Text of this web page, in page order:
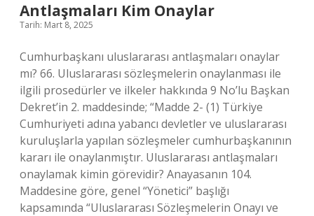
Antlaşmaları Kim Onaylar
Tarih: Mart 8, 2025
Cumhurbaşkanı uluslararası antlaşmaları onaylar
mı? 66. Uluslararası sözleşmelerin onaylanması ile
ilgili prosedürler ve ilkeler hakkında 9 No’lu Başkan
Dekret’in 2. maddesinde; “Madde 2- (1) Türkiye
Cumhuriyeti adına yabancı devletler ve uluslararası
kuruluşlarla yapılan sözleşmeler cumhurbaşkanının
kararı ile onaylanmıştır. Uluslararası antlaşmaları
onaylamak kimin görevidir? Anayasanın 104.
Maddesine göre, genel “Yönetici” başlığı
kapsamında “Uluslararası Sözleşmelerin Onayı ve